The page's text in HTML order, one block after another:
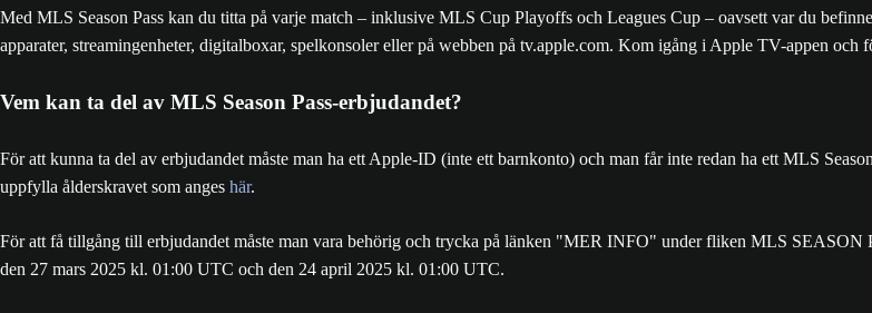
Med MLS Season Pass kan du titta på varje match – inklusive MLS Cup Playoffs och Leagues Cup – oavsett var du
apparater, streamingenheter, digitalboxar, spelkonsoler eller på webben på tv.apple.com. Kom igång i Apple TV-appen och
Vem kan ta del av MLS Season Pass-erbjudandet?
För att kunna ta del av erbjudandet måste man ha ett Apple-ID (inte ett barnkonto) och man får inte redan ha ett MLS
uppfylla ålderskravet som anges här.
För att få tillgång till erbjudandet måste man vara behörig och trycka på länken "MER INFO" under fliken MLS
den 27 mars 2025 kl. 01:00 UTC och den 24 april 2025 kl. 01:00 UTC.